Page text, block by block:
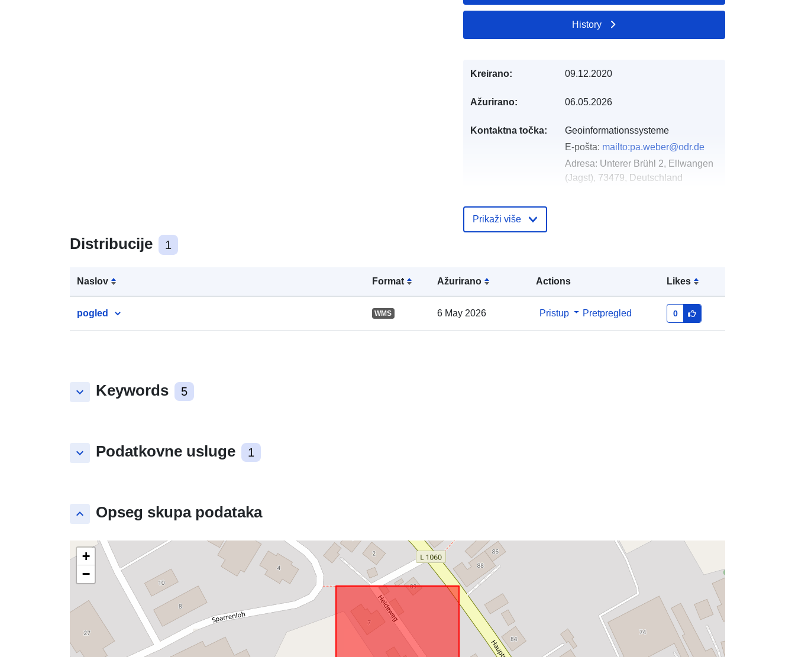
Distribucije 1
Naslov Formаt Ažurirano Actions Likes
pogled WMS 6 May 2026 Pristup Pretpregled 0
keyboard_arrow_down Keywords 5
keyboard_arrow_down Podatkovne usluge 1
keyboard_arrow_up Opseg skupa podataka
+
−
History
Kreirano: 09.12.2020
Ažurirano: 06.05.2026
Kontaktna točka:
Geoinformationssysteme
E-pošta: mailto:pa.weber@odr.de
Adresa: Unterer Brühl 2, Ellwangen
(Jagst), 73479, Deutschland
Kataloški
48.9290704 ], [ 10.3199508,
48.9290704 ], [ 10.3199508,
Prikaži više